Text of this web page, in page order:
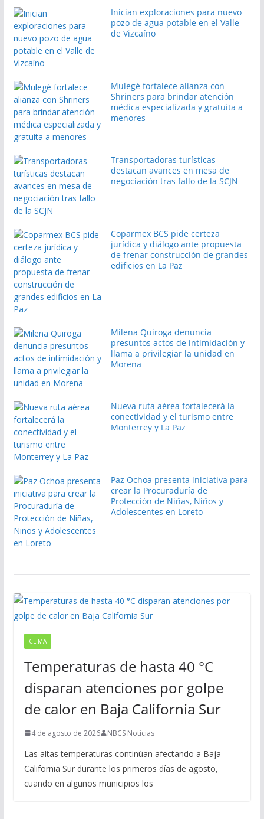
Inician exploraciones para nuevo
pozo de agua potable en el Valle
de Vizcaíno
Mulegé fortalece alianza con
Shriners para brindar atención
médica especializada y gratuita a
menores
Transportadoras turísticas
destacan avances en mesa de
negociación tras fallo de la SCJN
Coparmex BCS pide certeza
jurídica y diálogo ante propuesta
de frenar construcción de grandes
edificios en La Paz
Milena Quiroga denuncia
presuntos actos de intimidación y
llama a privilegiar la unidad en
Morena
Nueva ruta aérea fortalecerá la
conectividad y el turismo entre
Monterrey y La Paz
Paz Ochoa presenta iniciativa para
crear la Procuraduría de
Protección de Niñas, Niños y
Adolescentes en Loreto
CLIMA
Temperaturas de hasta 40 °C
disparan atenciones por golpe
de calor en Baja California Sur
4 de agosto de 2026 NBCS Noticias
Las altas temperaturas continúan afectando a Baja
California Sur durante los primeros días de agosto,
cuando en algunos municipios los